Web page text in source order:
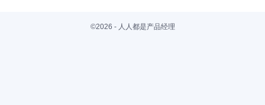
©2026 - 人人都是产品经理